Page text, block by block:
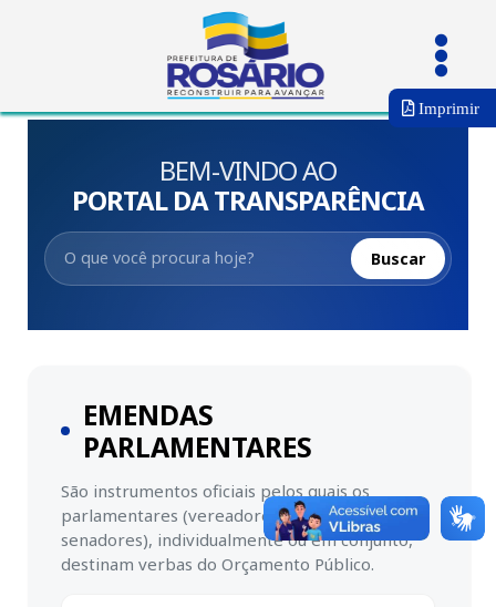
Imprimir
BEM-VINDO AO
PORTAL DA TRANSPARÊNCIA
Buscar
EMENDAS
PARLAMENTARES
São instrumentos oficiais pelos quais os
parlamentares (vereadores, deputados e
senadores), individualmente ou em conjunto,
destinam verbas do Orçamento Público.